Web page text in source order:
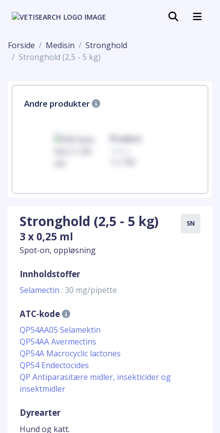
Forside Medisin
Stronghold
Stronghold (2,5 - 5 kg)
Andre produkter
Product
Stronghold (2,5 - 5 kg)
3 x 0,25 ml
Spot-on, oppløsning
SN
Innholdstoffer
Selamectin : 30 mg/pipette
ATC-kode
QP54AA05 Selamektin
QP54AA Avermectins
QP54A Macrocyclic lactones
QP54 Endectocides
QP Antiparasitære midler, insekticider og
insektmidler
Dyrearter
Hund og katt.